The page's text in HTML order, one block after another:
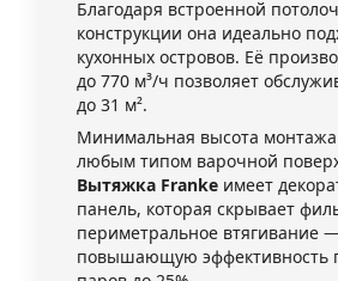
Благодаря встроенной
конструкции она идеально
кухонных островов. Её
до 770 м³/ч позволяет
до 31 м².
Минимальная высота
любым типом варочной
Вытяжка Franke имеет
панель, которая скрывает
периметральное втягивание
повышающую эффективность